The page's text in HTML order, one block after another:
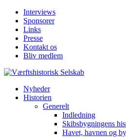
Interviews
Sponsorer
Links
Presse
Kontakt os
Bliv medlem
Nyheder
Historien
Generelt
Indledning
Skibsbygningens
Havet, havnen og